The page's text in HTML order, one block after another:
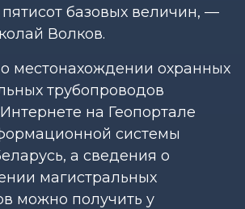
пятисот базовых величин, —
Волков.
местонахождении охранных
трубопроводов
на Геопортале
системы
а сведения о
магистральных
можно получить у